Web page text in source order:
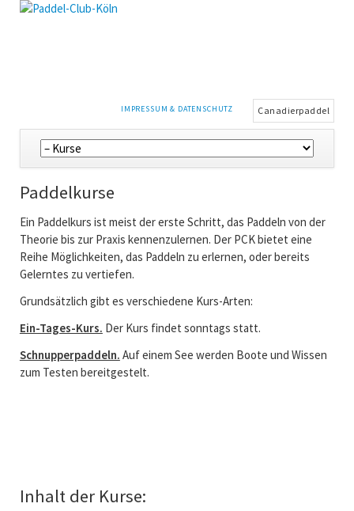
NAVIGATION
IMPRESSUM & DATENSCHUTZ Canadierpaddel
Navigation
überspringen
Paddelkurse
Ein Paddelkurs ist meist der erste Schritt, das Paddeln von der
Theorie bis zur Praxis kennenzulernen. Der PCK bietet eine
Reihe Möglichkeiten, das Paddeln zu erlernen, oder bereits
Gelerntes zu vertiefen.
Grundsätzlich gibt es verschiedene Kurs-Arten:
Ein-Tages-Kurs. Der Kurs findet sonntags statt.
Schnupperpaddeln. Auf einem See werden Boote und Wissen
zum Testen bereitgestelt.
Inhalt der Kurse: